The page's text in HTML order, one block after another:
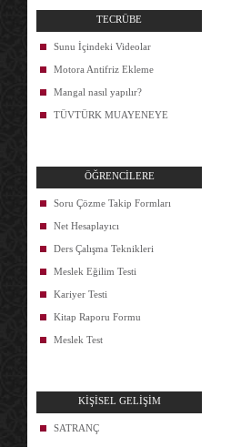
TECRÜBE
Sunu İçindeki Videolar
Motora Antifriz Ekleme
Mangal nasıl yapılır?
TÜVTÜRK MUAYENEYE
ÖĞRENCİLERE
Soru Çözme Takip Formları
Net Hesaplayıcı
Ders Çalışma Teknikleri
Meslek Eğilim Testi
Kariyer Testi
Kitap Raporu Formu
Meslek Test
KİŞİSEL GELİŞİM
SATRANÇ